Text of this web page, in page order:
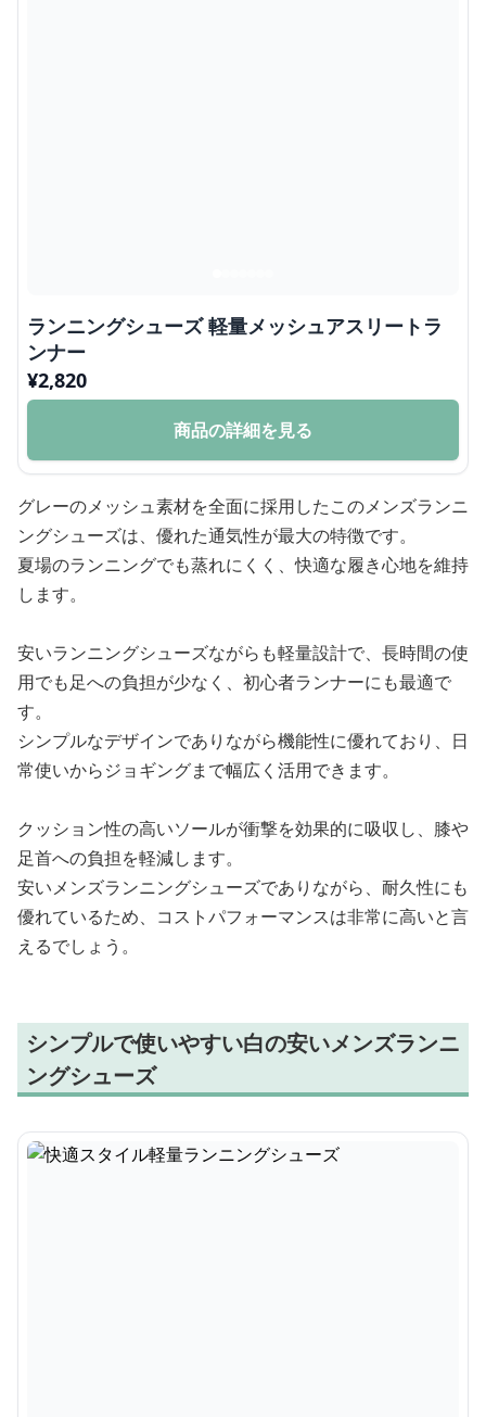
ランニングシューズ 軽量メッシュアスリートラ
ンナー
¥2,820
商品の詳細を見る
グレーのメッシュ素材を全面に採用したこのメンズランニ
ングシューズは、優れた通気性が最大の特徴です。
夏場のランニングでも蒸れにくく、快適な履き心地を維持
します。
安いランニングシューズながらも軽量設計で、長時間の使
用でも足への負担が少なく、初心者ランナーにも最適で
す。
シンプルなデザインでありながら機能性に優れており、日
常使いからジョギングまで幅広く活用できます。
クッション性の高いソールが衝撃を効果的に吸収し、膝や
足首への負担を軽減します。
安いメンズランニングシューズでありながら、耐久性にも
優れているため、コストパフォーマンスは非常に高いと言
えるでしょう。
シンプルで使いやすい白の安いメンズランニ
ングシューズ